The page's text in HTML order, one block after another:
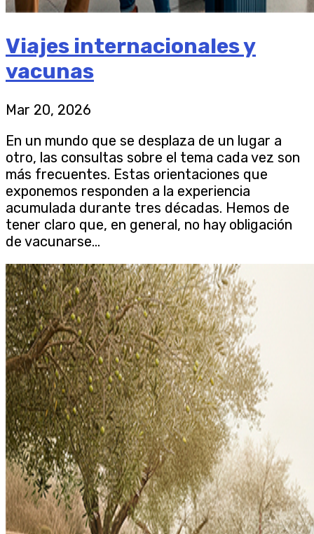
Viajes internacionales y
vacunas
Mar 20, 2026
En un mundo que se desplaza de un lugar a
otro, las consultas sobre el tema cada vez son
más frecuentes. Estas orientaciones que
exponemos responden a la experiencia
acumulada durante tres décadas. Hemos de
tener claro que, en general, no hay obligación
de vacunarse...